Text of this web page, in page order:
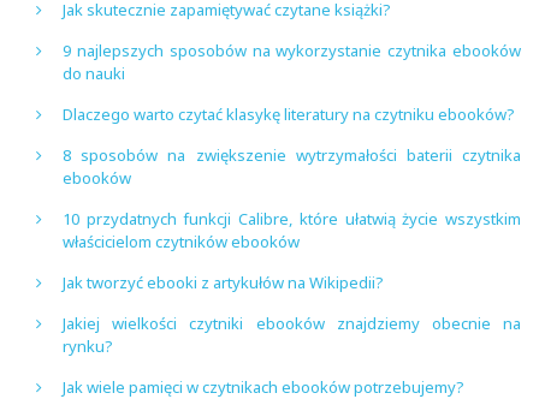
Jak skutecznie zapamiętywać czytane książki?
9 najlepszych sposobów na wykorzystanie czytnika ebooków
do nauki
Dlaczego warto czytać klasykę literatury na czytniku ebooków?
8 sposobów na zwiększenie wytrzymałości baterii czytnika
ebooków
10 przydatnych funkcji Calibre, które ułatwią życie wszystkim
właścicielom czytników ebooków
Jak tworzyć ebooki z artykułów na Wikipedii?
Jakiej wielkości czytniki ebooków znajdziemy obecnie na
rynku?
Jak wiele pamięci w czytnikach ebooków potrzebujemy?